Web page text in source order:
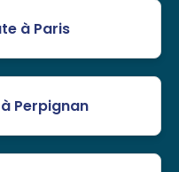
à Paris
Perpignan